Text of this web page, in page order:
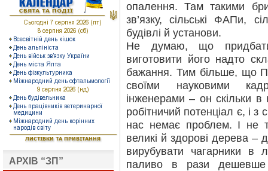
АРХІВ “ЗП”
опалення. Там такими
зв’язку, сільські ФАПи,
будівлі й установи.
Не думаю, що
виготовити його надто
бажання. Тим більше, що
своїми науковими
інженерами – он скільки в
робітничий потенціал є, і
нас немає проблем. І не
великі й здорові дерева –
вирубувати чагарники в
паливо в рази дешевше